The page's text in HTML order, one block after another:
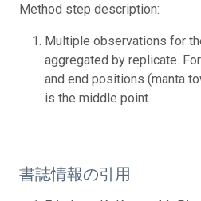
Method step description:
Multiple observations for
aggregated by replicate.
and end positions (manta
is the middle point.
書誌情報の引用